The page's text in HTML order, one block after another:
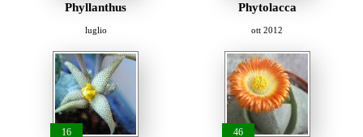
Phyllanthus
luglio
Phytolacca
ott 2012
16 46